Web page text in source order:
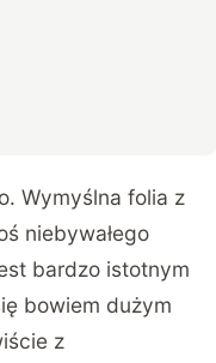
Wymyślna folia z
niebywałego
bardzo istotnym
bowiem dużym
z